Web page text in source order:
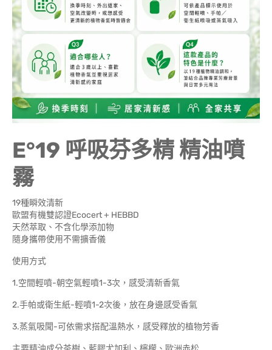
E°19 呼吸芬多精 精油噴
霧
19種瞬效清新
歐盟有機雙認證Ecocert + HEBBD
天然萃取、不含化學添加物
隨身攜帶使用不需擴香儀
使用方式
1.空間輕噴-朝空氣輕噴1-3次，感受清新香氣
2.手帕或衛生紙-輕噴1-2次後，放在身邊感受香氣
3.蒸氣吸聞-可依需求搭配溫熱水，感受釋放的植物芳香